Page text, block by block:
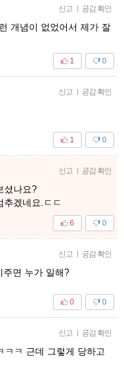
신고 | 공감 확인
개념이 없었어서 제가 잘
0
1
신고 | 공감 확인
0
1
신고 | 공감 확인
셨나요?
추겠네요.ㄷㄷ
0
6
신고 | 공감 확인
주면 누가 일해?
0
0
신고 | 공감 확인
ㅋㅋ 근데 그렇게 당하고